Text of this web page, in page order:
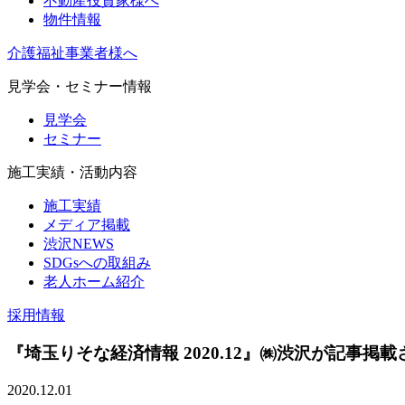
物件情報
介護福祉事業者様へ
見学会・セミナー情報
見学会
セミナー
施工実績・活動内容
施工実績
メディア掲載
渋沢NEWS
SDGsへの取組み
老人ホーム紹介
採用情報
『埼玉りそな経済情報 2020.12』㈱渋沢が記事掲載
2020.12.01